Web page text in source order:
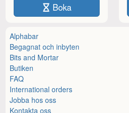
Boka
Alphabar
Begagnat och inbyten
Bits and Mortar
Butiken
FAQ
International orders
Jobba hos oss
Kontakta oss